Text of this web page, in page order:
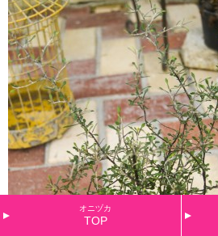
オニヅカ
TOP